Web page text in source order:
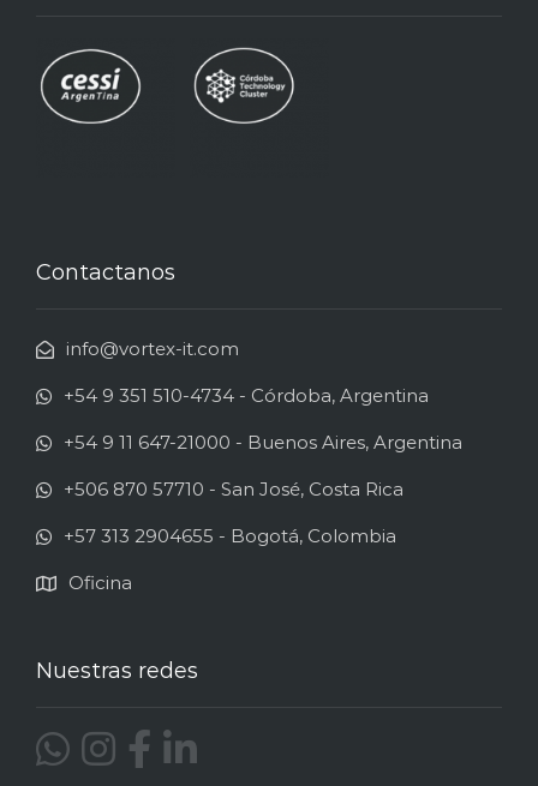
Contactanos
info@vortex-it.com
+54 9 351 510-4734 - Córdoba, Argentina
+54 9 11 647-21000 - Buenos Aires, Argentina
+506 870 57710 - San José, Costa Rica
+57 313 2904655 - Bogotá, Colombia
Oficina
Nuestras redes